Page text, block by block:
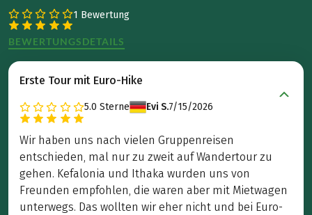
1 Bewertung
BEWERTUNGSDETAILS
Erste Tour mit Euro-Hike
5.0 Sterne Evi S.7/15/2026
Wir haben uns nach vielen Gruppenreisen
entschieden, mal nur zu zweit auf Wandertour zu
gehen. Kefalonia und Ithaka wurden uns von
Freunden empfohlen, die waren aber mit Mietwagen
unterwegs. Das wollten wir eher nicht und bei Euro-